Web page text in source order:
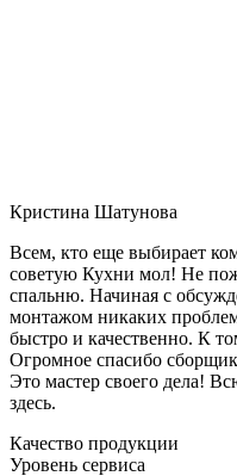
Кристина Шатунова
Всем, кто еще выбирает
советую Кухни мол! Не
спальню. Начиная с
монтажом никаких
быстро и качественно. К
Огромное спасибо
Это мастер своего дела!
здесь.
Качество продукции
Уровень сервиса